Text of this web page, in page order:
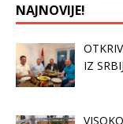
NAJNOVIJE!
IZ